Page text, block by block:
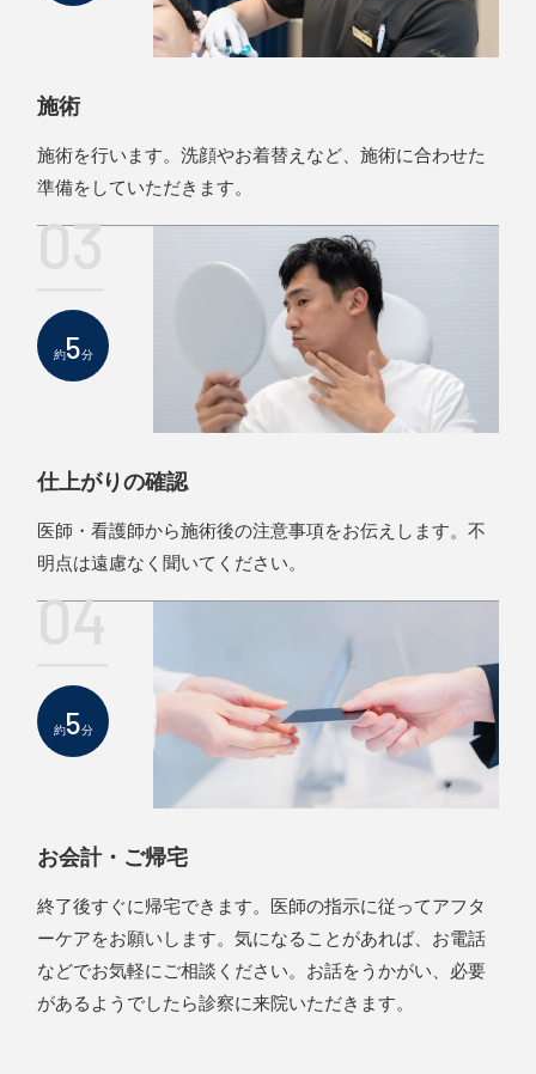
施術
施術を行います。洗顔やお着替えなど、施術に合わせた
準備をしていただきます。
03
約5分
仕上がりの確認
医師・看護師から施術後の注意事項をお伝えします。不
明点は遠慮なく聞いてください。
04
約5分
お会計・ご帰宅
終了後すぐに帰宅できます。医師の指示に従ってアフタ
ーケアをお願いします。気になることがあれば、お電話
などでお気軽にご相談ください。お話をうかがい、必要
があるようでしたら診察に来院いただきます。